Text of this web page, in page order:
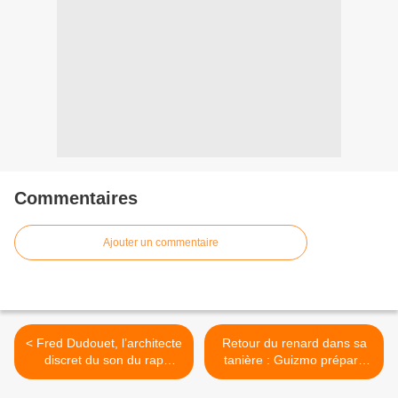
Commentaires
Ajouter un commentaire
< Fred Dudouet, l’architecte
discret du son du rap
français
Retour du renard dans sa
tanière : Guizmo prépare
un album charnière >